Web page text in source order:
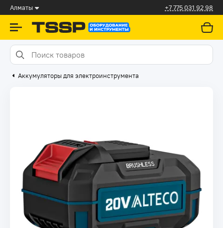
Алматы +7 775 031 92 98
Аккумуляторы для электроинструмента